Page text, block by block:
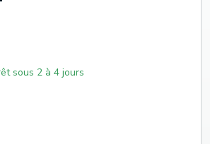
sous 2 à 4 jours